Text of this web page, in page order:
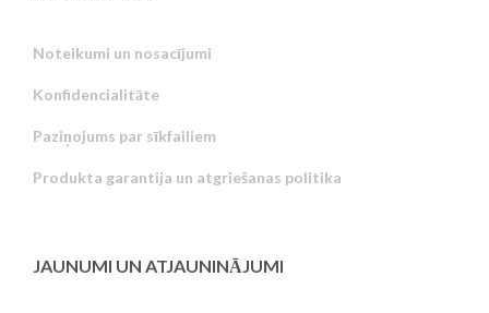
Noteikumi un nosacījumi
Konfidencialitāte
Paziņojums par sīkfailiem
Produkta garantija un atgriešanas politika
JAUNUMI UN ATJAUNINĀJUMI
Estonian